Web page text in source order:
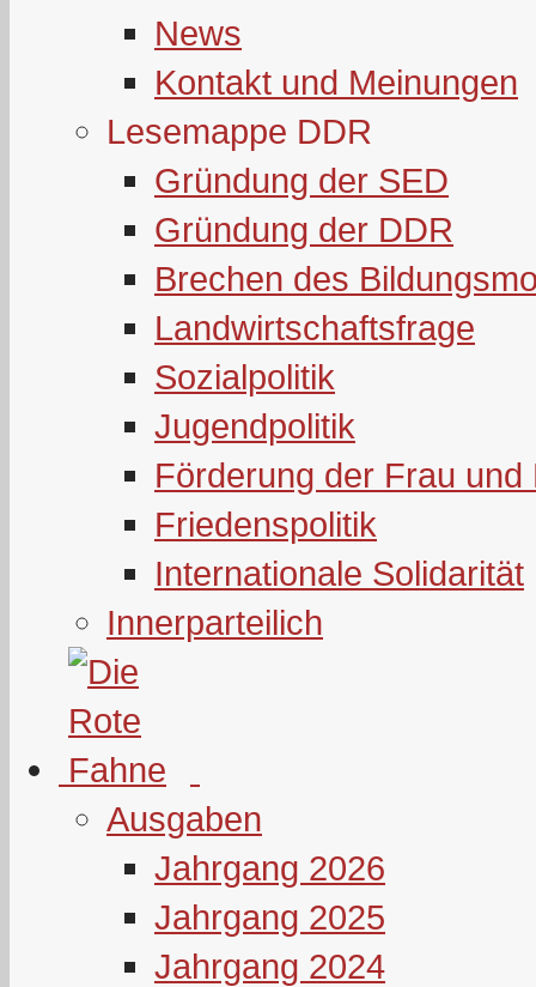
News
Kontakt und Meinungen
Lesemappe DDR
Gründung der SED
Gründung der DDR
Brechen des
Landwirtschaftsfrage
Sozialpolitik
Jugendpolitik
Förderung der Frau und
Friedenspolitik
Internationale Solidarität
Innerparteilich
Ausgaben
Jahrgang 2026
Jahrgang 2025
Jahrgang 2024